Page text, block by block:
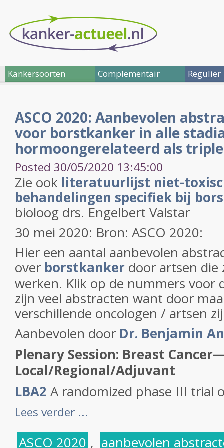
Kankersoorten Complementair Regulier
ASCO 2020: Aanbevolen
voor borstkanker in alle
hormoongerelateerd als
Posted 30/05/2020 13:45:00
Zie ook literatuurlijst niet-
behandelingen specifiek bij
bioloog drs. Engelbert Valstar
30 mei 2020: Bron: ASCO 2020:
Hier een aantal aanbevolen
over borstkanker door artsen die
werken. Klik op de nummers voor
zijn veel abstracten want door
verschillende oncologen / artsen
Aanbevolen door Dr. Benjamin
Plenary Session: Breast
Local/Regional/Adjuvant
LBA2 A randomized phase III trial
Lees verder ...
ASCO 2020 , aanbevolen